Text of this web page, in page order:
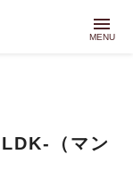
menu
MENU
（マン